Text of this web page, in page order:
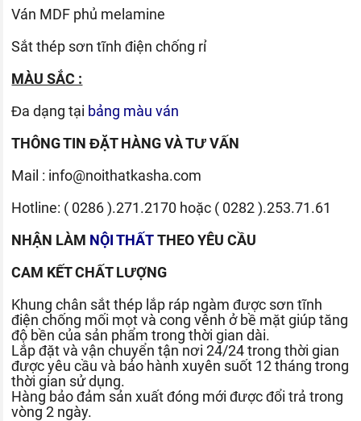
Ván MDF phủ melamine
Sắt thép sơn tĩnh điện chống rỉ
MÀU SẮC :
Đa dạng tại bảng màu ván
THÔNG TIN ĐẶT HÀNG VÀ TƯ VẤN
Mail : info@noithatkasha.com
Hotline: ( 0286 ).271.2170 hoặc ( 0282 ).253.71.61
NHẬN LÀM NỘI THẤTTHEO YÊU CẦU
CAM KẾT CHẤT LƯỢNG
Khung chân sắt thép lắp ráp ngàm được sơn tĩnh
điện chống mối mọt và cong vênh ở bề mặt giúp tăng
độ bền của sản phẩm trong thời gian dài.
Lắp đặt và vận chuyển tận nơi 24/24 trong thời gian
được yêu cầu và bảo hành xuyên suốt 12 tháng trong
thời gian sử dụng.
Hàng bảo đảm sản xuất đóng mới được đổi trả trong
vòng 2 ngày.